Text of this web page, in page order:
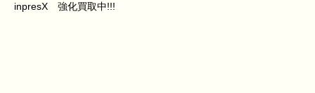
inpresX 強化買取中!!!